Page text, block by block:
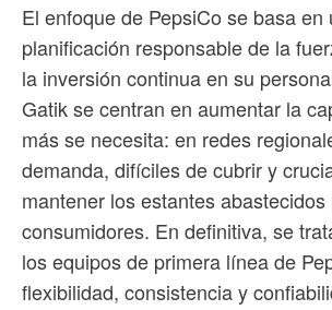
El enfoque de PepsiCo se basa en
planificación responsable de la
la inversión continua en su
Gatik se centran en aumentar la
más se necesita: en redes
demanda, difíciles de cubrir y
mantener los estantes
consumidores. En definitiva, se
los equipos de primera línea de
flexibilidad, consistencia y